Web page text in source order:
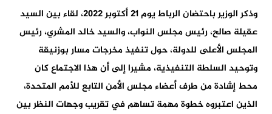
وذكر الوزير باحتضان الرباط يوم 21 أكتوبر 2022، لقاء بين السيد
عقيلة صالح، رئيس مجلس النواب، والسيد خالد المشري، رئيس
المجلس الأعلى للدولة، حول تنفيذ مخرجات مسار بوزنيقة
وتوحيد السلطة التنفيذية، مشيرا إلى أن هذا الاجتماع كان
محط إشادة من طرف أعضاء مجلس الأمن التابع للأمم المتحدة،
الذين اعتبروه خطوة مهمة تساهم في تقريب وجهات النظر بين